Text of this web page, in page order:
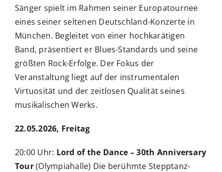
Sänger spielt im Rahmen seiner Europatournee
eines seiner seltenen Deutschland-Konzerte in
München. Begleitet von einer hochkarätigen
Band, präsentiert er Blues-Standards und seine
größten Rock-Erfolge. Der Fokus der
Veranstaltung liegt auf der instrumentalen
Virtuosität und der zeitlosen Qualität seines
musikalischen Werks.
22.05.2026, Freitag
20:00 Uhr: Lord of the Dance – 30th Anniversary
Tour(Olympiahalle) Die berühmte Stepptanz-